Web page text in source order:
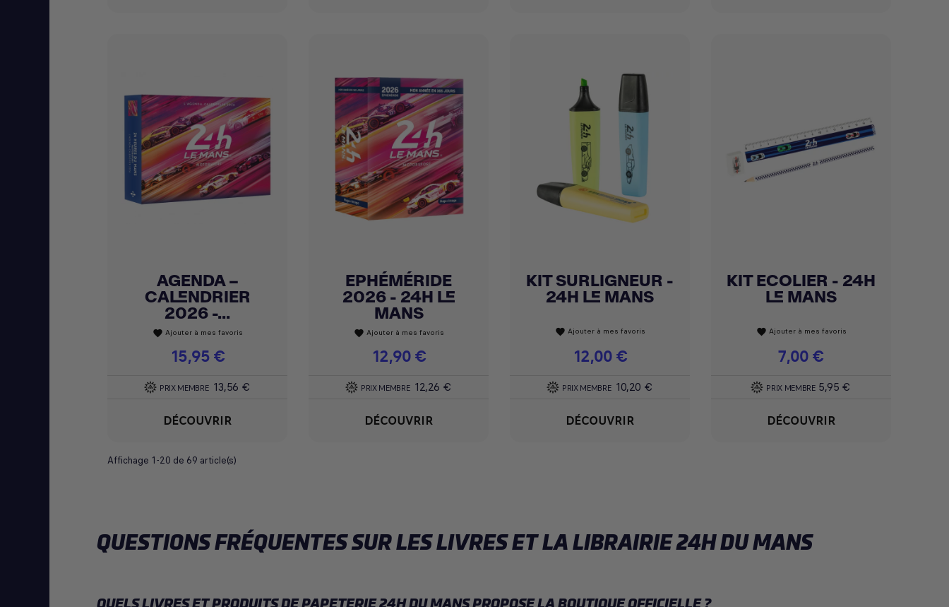
Achat express
AGENDA –
CALENDRIER
2026 -...
favorite Ajouter à mes favoris
Prix
15,95 €
PRIX MEMBRE 13,56 €
DÉCOUVRIR
Achat express
EPHÉMÉRIDE
2026 - 24H LE
MANS
favorite Ajouter à mes favoris
Prix
12,90 €
PRIX MEMBRE 12,26 €
DÉCOUVRIR
Achat express
KIT SURLIGNEUR -
24H LE MANS
favorite Ajouter à mes favoris
Prix
12,00 €
PRIX MEMBRE 10,20 €
DÉCOUVRIR
Achat express
KIT ECOLIER - 24H
LE MANS
favorite Ajouter à mes favoris
Prix
7,00 €
PRIX MEMBRE 5,95 €
DÉCOUVRIR
Affichage 1-20 de 69 article(s)
QUESTIONS FRÉQUENTES SUR LES LIVRES ET LA LIBRAIRIE 24H DU MANS
QUELS LIVRES ET PRODUITS DE PAPETERIE 24H DU MANS PROPOSE LA BOUTIQUE OFFICIELLE ?